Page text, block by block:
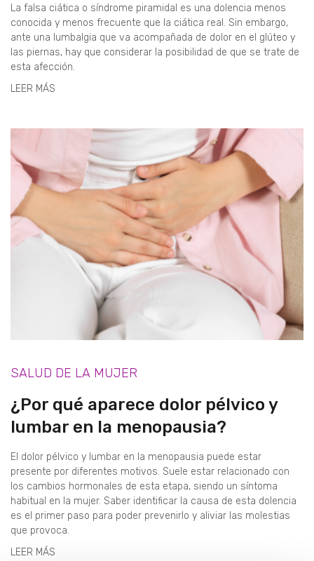
La falsa ciática o síndrome piramidal es una dolencia menos
conocida y menos frecuente que la ciática real. Sin embargo,
ante una lumbalgia que va acompañada de dolor en el glúteo y
las piernas, hay que considerar la posibilidad de que se trate de
esta afección.
LEER MÁS
SALUD DE LA MUJER
¿Por qué aparece dolor pélvico y
lumbar en la menopausia?
El dolor pélvico y lumbar en la menopausia puede estar
presente por diferentes motivos. Suele estar relacionado con
los cambios hormonales de esta etapa, siendo un síntoma
habitual en la mujer. Saber identificar la causa de esta dolencia
es el primer paso para poder prevenirlo y aliviar las molestias
que provoca.
LEER MÁS